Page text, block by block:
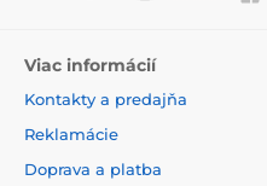
Viac informácií
Kontakty a predajňa
Reklamácie
Doprava a platba